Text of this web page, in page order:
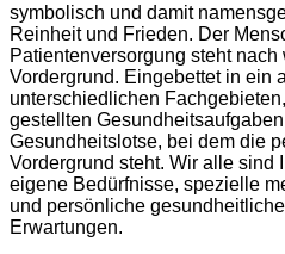
symbolisch und damit
Reinheit und Frieden. Der
Patientenversorgung steht nach
Vordergrund. Eingebettet in ein
unterschiedlichen
gestellten
Gesundheitslotse, bei dem die
Vordergrund steht. Wir alle sind
eigene Bedürfnisse, spezielle
und persönliche
Erwartungen.